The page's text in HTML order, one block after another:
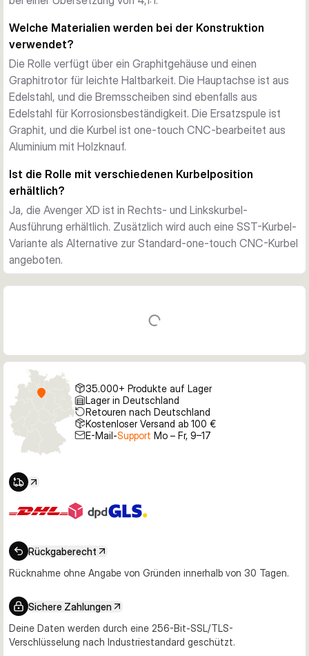
Welche Materialien werden bei der Konstruktion
verwendet?
Die Rolle verfügt über ein Graphitgehäuse und einen
Graphitrotor für leichte Haltbarkeit. Die Hauptachse ist aus
Edelstahl, und die Bremsscheiben sind ebenfalls aus
Edelstahl für Korrosionsbeständigkeit. Die Ersatzspule ist
Graphit, und die Kurbel ist one-touch CNC-bearbeitet aus
Aluminium mit Holzknauf.
Ist die Rolle mit verschiedenen Kurbelposition
erhältlich?
Ja, die Avenger XD ist in Rechts- und Linkskurbel-
Ausführung erhältlich. Zusätzlich wird auch eine SST-Kurbel-
Variante als Alternative zur Standard-one-touch CNC-Kurbel
angeboten.
35.000+ Produkte auf Lager
Lager in Deutschland
Retouren nach Deutschland
Kostenloser Versand ab 100 €
E-Mail-Support Mo – Fr, 9–17
Rückgaberecht
Rücknahme ohne Angabe von Gründen innerhalb von 30 Tagen.
Sichere Zahlungen
Deine Daten werden durch eine 256-Bit-SSL/TLS-
Verschlüsselung nach Industriestandard geschützt.